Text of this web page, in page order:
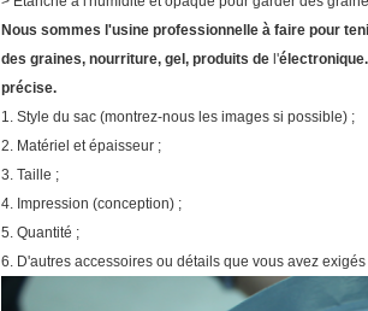
Nous sommes l'usine professionnelle à faire pour
des graines, nourriture, gel, produits de l'
précise.
1. Style du sac (montrez-nous les images si possible) ;
2. Matériel et épaisseur ;
3. Taille ;
4. Impression (conception) ;
5. Quantité ;
6. D'autres accessoires ou détails que vous avez exigés